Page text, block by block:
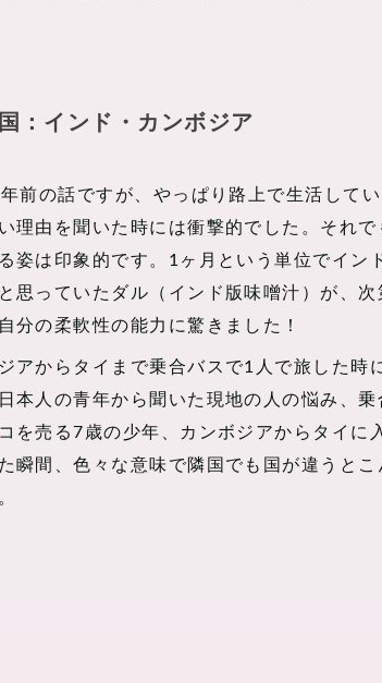
：インド・カンボジア
前の話ですが、やっぱり路上で生活してい
理由を聞いた時には衝撃的でした。それで
姿は印象的です。1ヶ月という単位でイン
思っていたダル（インド版味噌汁）が、次
分の柔軟性の能力に驚きました！
アからタイまで乗合バスで1人で旅した時
本人の青年から聞いた現地の人の悩み、乗
を売る7歳の少年、カンボジアからタイに
瞬間、色々な意味で隣国でも国が違うとこ